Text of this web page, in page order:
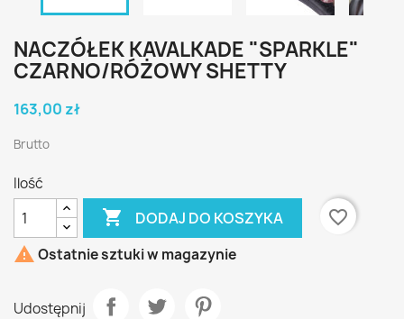
NACZÓŁEK KAVALKADE "SPARKLE"
CZARNO/RÓŻOWY SHETTY
163,00 zł
Brutto
Ilość
 DODAJ DO KOSZYKA
favorite_border
 Ostatnie sztuki w magazynie
Udostępnij